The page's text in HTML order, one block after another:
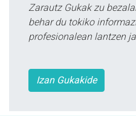
Zarautz Gukak zu
behar du tokiko
profesionalean lantzen
Izan Gukakide